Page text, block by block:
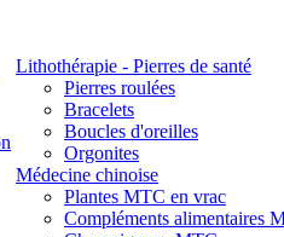
Lithothérapie - Pierres de santé
Pierres roulées
Bracelets
Boucles d'oreilles
Orgonites
Médecine chinoise
Plantes MTC en vrac
Compléments alimentaires